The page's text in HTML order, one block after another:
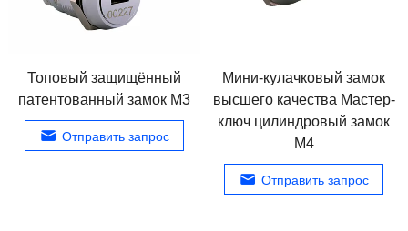
Топовый защищённый
патентованный замок M3
Отправить запрос
Мини-кулачковый замок
высшего качества Мастер-
ключ цилиндровый замок
M4
Отправить запрос